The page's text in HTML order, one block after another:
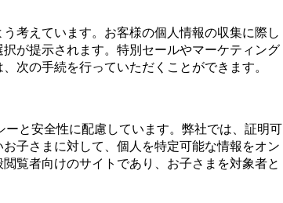
考えています。お客様の個人情報の収集に際し
が提示されます。特別セールやマーケティング
次の手続を行っていただくことができます。
と安全性に配慮しています。弊社では、証明可
子さまに対して、個人を特定可能な情報をオン
覧者向けのサイトであり、お子さまを対象者と